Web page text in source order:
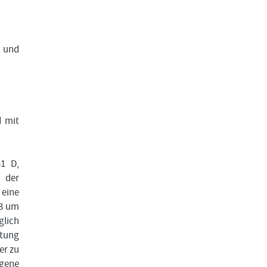
mit
D,
der
um
zu